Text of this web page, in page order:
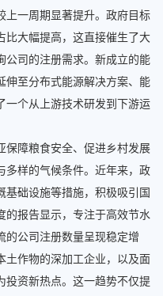
上一周期显著提升。政府目标
比大幅提高，这直接催生了大
公司的注册需求。新成立的能
伸至分布式能源解决方案、能
一个从上游技术研发到下游运
障粮食安全、促进乡村发展
多样的气候条件。近年来，政
基础设施等措施，积极吸引国
的报告显示，专注于高效节水
的公司注册数量呈现稳定增
土作物的深加工企业，以及面
投资新热点。这一趋势不仅提